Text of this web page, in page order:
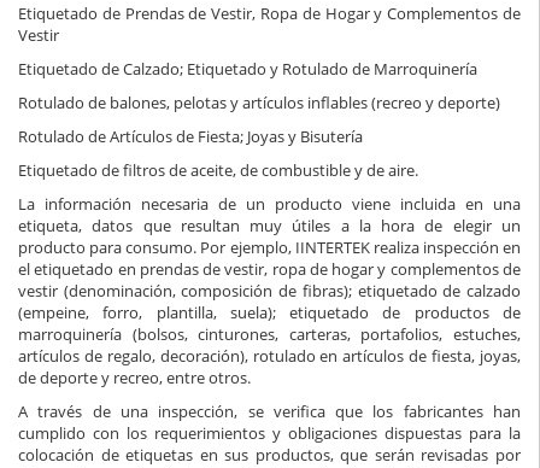
Etiquetado de Prendas de Vestir, Ropa de Hogar y Complementos de
Vestir
Etiquetado de Calzado; Etiquetado y Rotulado de Marroquinería
Rotulado de balones, pelotas y artículos inflables (recreo y deporte)
Rotulado de Artículos de Fiesta; Joyas y Bisutería
Etiquetado de filtros de aceite, de combustible y de aire.
La información necesaria de un producto viene incluida en una
etiqueta, datos que resultan muy útiles a la hora de elegir un
producto para consumo. Por ejemplo, IINTERTEK realiza inspección en
el etiquetado en prendas de vestir, ropa de hogar y complementos de
vestir (denominación, composición de fibras); etiquetado de calzado
(empeine, forro, plantilla, suela); etiquetado de productos de
marroquinería (bolsos, cinturones, carteras, portafolios, estuches,
artículos de regalo, decoración), rotulado en artículos de fiesta, joyas,
de deporte y recreo, entre otros.
A través de una inspección, se verifica que los fabricantes han
cumplido con los requerimientos y obligaciones dispuestas para la
colocación de etiquetas en sus productos, que serán revisadas por